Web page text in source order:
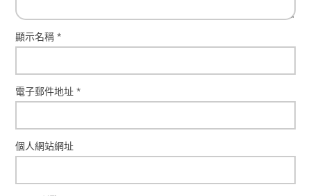
顯示名稱*
電子郵件地址*
個人網站網址